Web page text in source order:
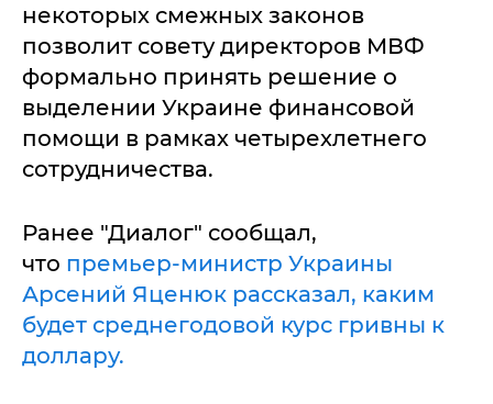
некоторых смежных законов
позволит совету директоров МВФ
формально принять решение о
выделении Украине финансовой
помощи в рамках четырехлетнего
сотрудничества.
Ранее "Диалог" сообщал,
что премьер-министр Украины
Арсений Яценюк рассказал, каким
будет среднегодовой курс гривны к
доллару.